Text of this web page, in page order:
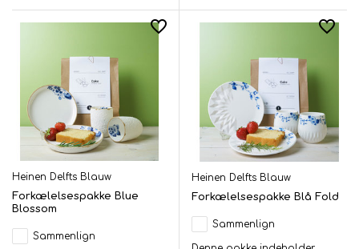
Heinen Delfts Blauw
Forkælelsespakke Blue
Blossom
Sammenlign
Heinen Delfts Blauw
Forkælelsespakke Blå Fold
Sammenlign